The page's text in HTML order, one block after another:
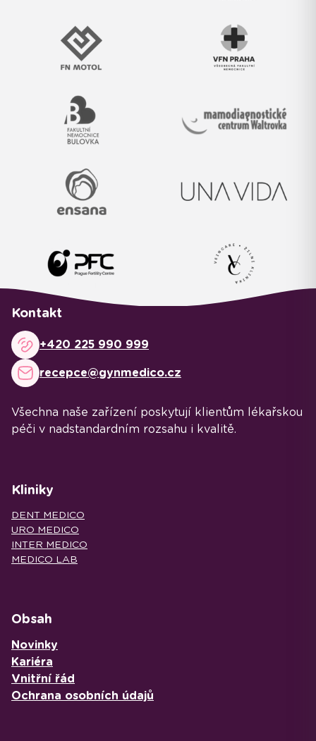
Kontakt
+420 225 990 999
recepce@gynmedico.cz
Všechna naše zařízení poskytují klientům lékařskou
péči v nadstandardním rozsahu i kvalitě.
Kliniky
DENT MEDICO
URO MEDICO
INTER MEDICO
MEDICO LAB
Obsah
Novinky
Kariéra
Vnitřní řád
Ochrana osobních údajů